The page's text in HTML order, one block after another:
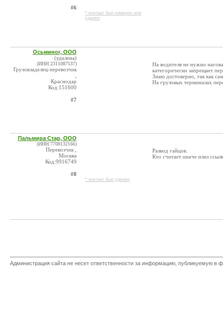
#6
* контакт был изменен или
удален
Осьминог, ООО
(удалена)
(ИНН:2311087537)
Грузовладелец-перевозчик
Краснодар
Код:151600
#7
На водителя не нужно
категорически запрещает
Знаю достоверно, так как
На грузовых терминалах
Пальмира Стар, ООО
(ИНН:7708132166)
Перевозчик ,
Москва
Код:9916749
#8
* контакт был удален
Развод гайцов.
Кто считает иначе плиз
Администрация сайта не несет ответственности за информацию, публикуемую